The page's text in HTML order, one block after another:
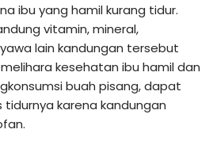
ibu yang hamil kurang tidur.
vitamin, mineral,
lain kandungan tersebut
kesehatan ibu hamil dan
buah pisang, dapat
karena kandungan